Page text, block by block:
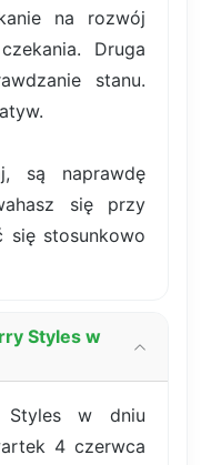
na rozwój
Druga
stanu.
są naprawdę
się przy
się stosunkowo
Styles w
w dniu
4 czerwca